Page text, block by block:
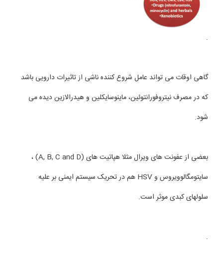
.
گاهی اوقات می تواند عامل شروع کننده ناشی از تاثیرات دارویی باشد
که در مصرف نیتروفورانتوئین، ماینوسایکلین و هیدرالازین دیده می
شود.
بعضی از عفونت های ویرال مثلا هپاتیت های (A, B, C and D) ،
سایتومگالوویروس و HSV هم در تحریک سیستم ایمنی بر علیه
سلولهای کبدی موثر است.
.